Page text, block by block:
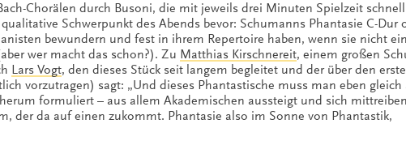
Chorälen durch Busoni, die mit jeweils drei Minuten Spielzeit schnell
Schwerpunkt des Abends bevor: Schumanns Phantasie C-Dur
bewundern und fest in ihrem Repertoire haben, wenn sie nicht
wer macht das schon?). Zu Matthias Kirschnereit, einem großen
Lars Vogt, den dieses Stück seit langem begleitet und der über den
vorzutragen) sagt: „Und dieses Phantastische muss man eben gleich
formuliert – aus allem Akademischen aussteigt und sich
der da auf einen zukommt. Phantasie also im Sonne von Phantastik,